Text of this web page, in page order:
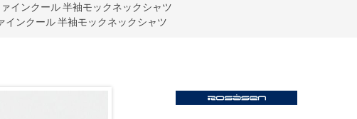
インクール 半袖モックネックシャツ
インクール 半袖モックネックシャツ